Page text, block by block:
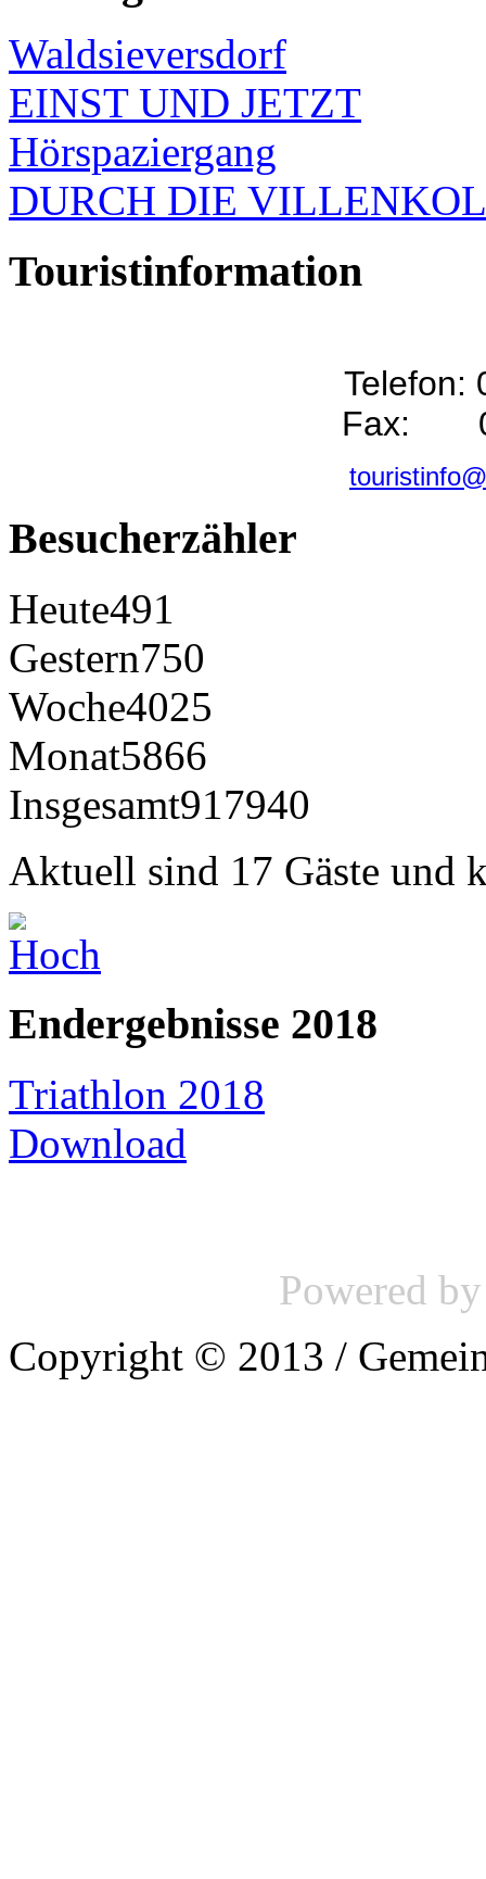
Waldsieversdorf
EINST UND JETZT
Hörspaziergang
DURCH DIE
Touristinformation
Telefon:
Fax:
Besucherzähler
Heute491
Gestern750
Woche4025
Monat5866
Insgesamt917940
Aktuell sind 17 Gäste und
Endergebnisse 2018
Triathlon 2018
Download
Powered
Copyright © 2013 /